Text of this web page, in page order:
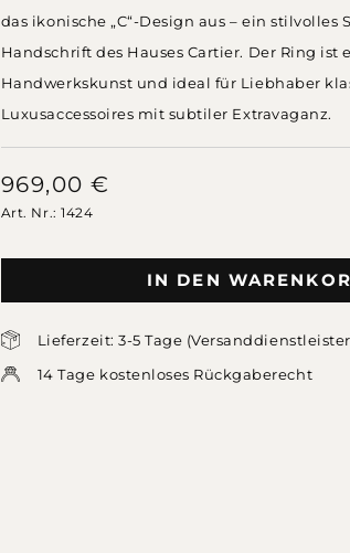
das ikonische „C“-Design aus – ein stilvolles
Handschrift des Hauses Cartier. Der Ring ist
Handwerkskunst und ideal für Liebhaber
Luxusaccessoires mit subtiler Extravaganz.
969,00 €
Art. Nr.: 1424
IN DEN
Lieferzeit: 3-5 Tage (Versanddienstleister
14 Tage kostenloses Rückgaberecht